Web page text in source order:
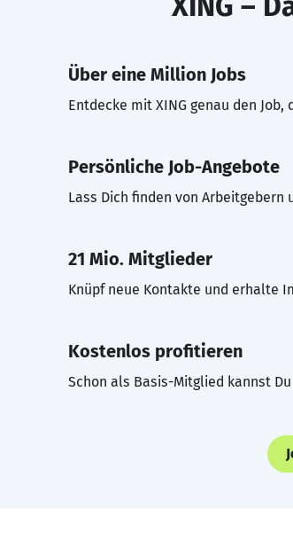
Über eine Million Jobs
Entdecke mit XING genau den
Persönliche Job-Angebote
Lass Dich finden von Arbeitgebern
21 Mio. Mitglieder
Knüpf neue Kontakte und erhalte
Kostenlos profitieren
Schon als Basis-Mitglied kannst